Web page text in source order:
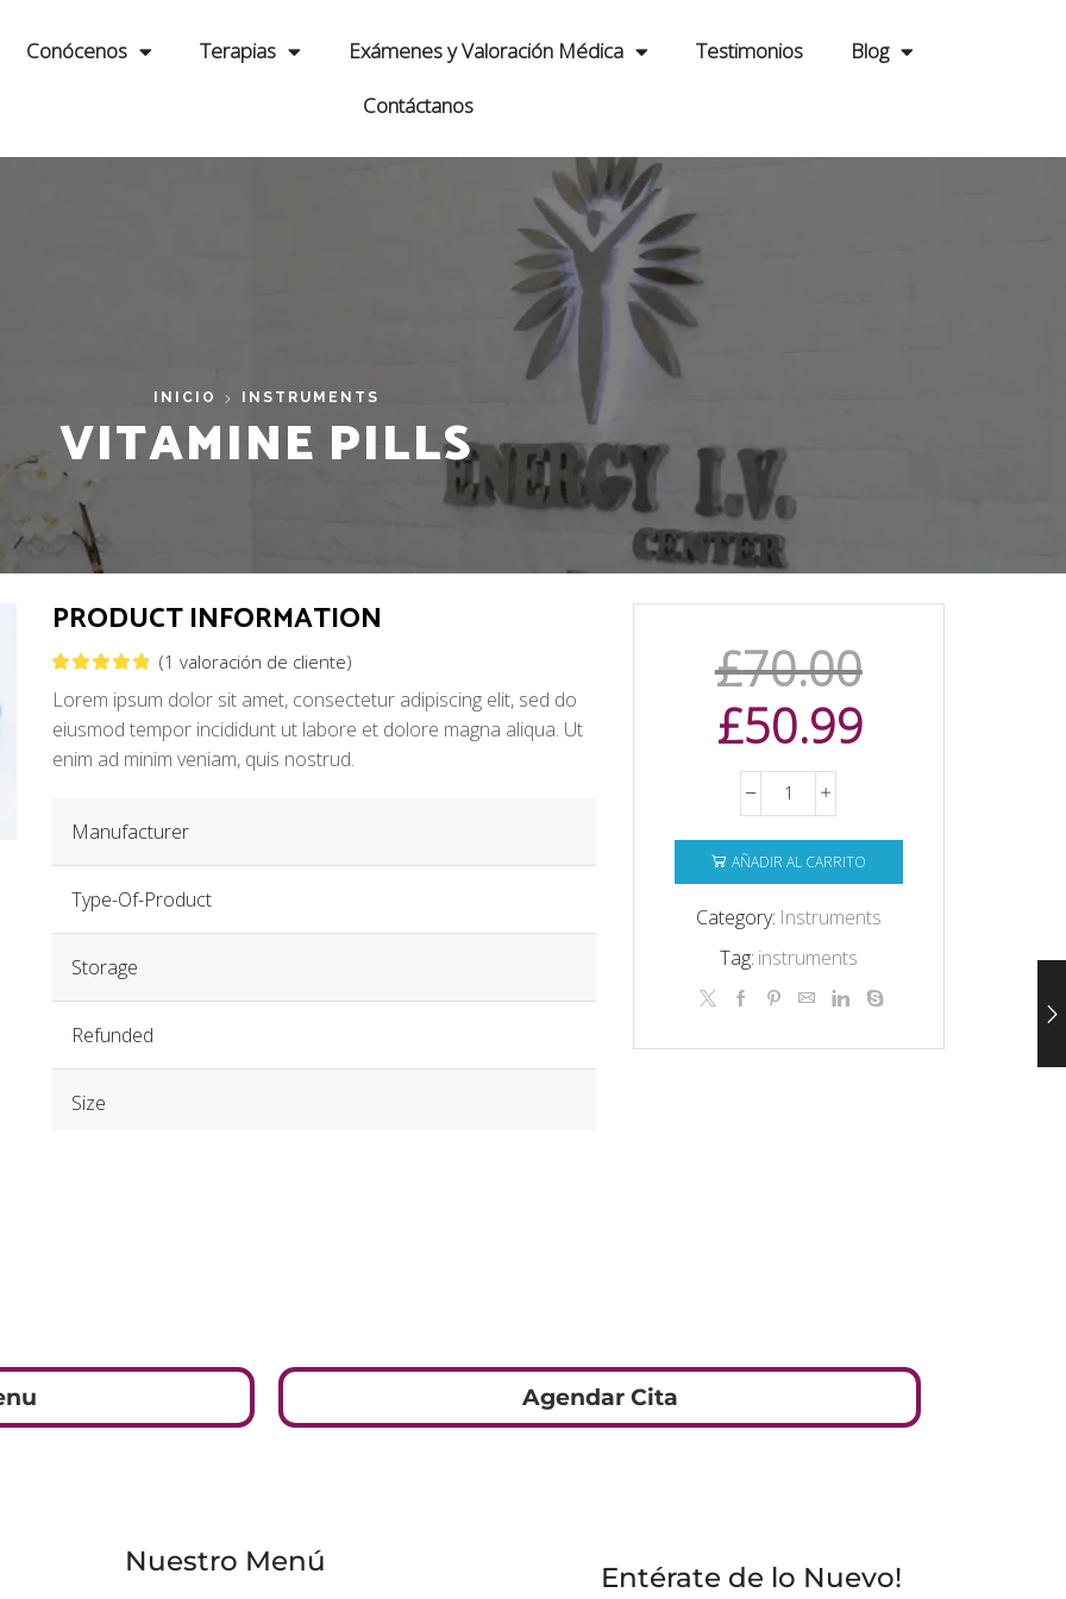
Conócenos Terapias Exámenes y Valoración Médica Testimonios
Blog
Contáctanos
INICIO INSTRUMENTS
VITAMINE PILLS
£70.00
£50.99
AÑADIR AL CARRITO
Category: Instruments
Tag: instruments
PRODUCT INFORMATION
(1 valoración de cliente)
Lorem ipsum dolor sit amet, consectetur adipiscing elit, sed do
eiusmod tempor incididunt ut labore et dolore magna aliqua. Ut
enim ad minim veniam, quis nostrud.
Manufacturer
Type-Of-Product
Storage
Refunded
Size
Agendar Cita
Nuestro Menú Entérate de lo Nuevo!